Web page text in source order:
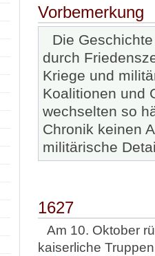
Vorbemerkung
Die
durch
Kriege und
Koalitionen und
wechselten so
Chronik keinen
militärische
1627
Am 10. Oktober
kaiserliche